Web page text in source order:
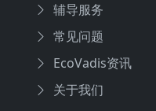
辅导服务
常见问题
EcoVadis资讯
关于我们